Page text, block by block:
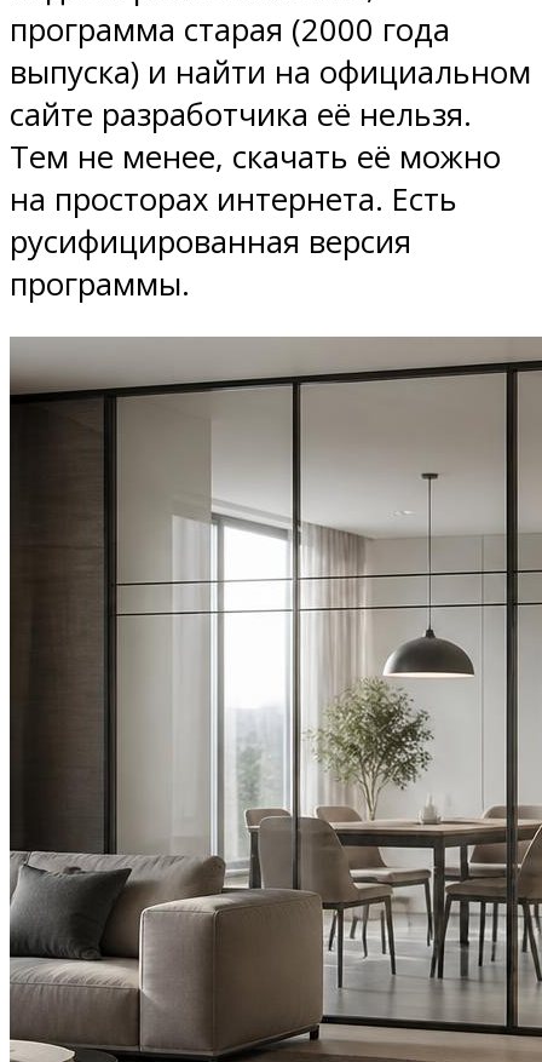
программа старая (2000 года
выпуска) и найти на официальном
сайте разработчика её нельзя.
Тем не менее, скачать её можно
на просторах интернета. Есть
русифицированная версия
программы.